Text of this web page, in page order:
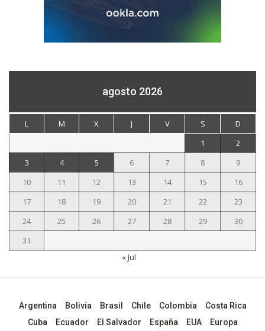
agosto 2026
L M X J V S
D
1
2
3
4 5 6 7 8
9
10
11 12 13 14 15
16
17
18 19 20 21 22
23
24
25 26 27 28 29
30
31
« Jul
Argentina Bolivia Brasil Chile Colombia
Costa Rica
Cuba
Ecuador El Salvador España EUA Europa